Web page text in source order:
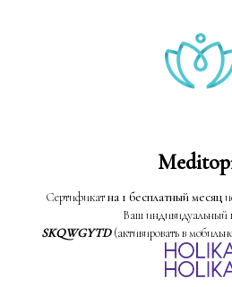
Сертификатна 1 бесплатный месяц
Ваш индивидуальный
SKQWGYTD(активировать в